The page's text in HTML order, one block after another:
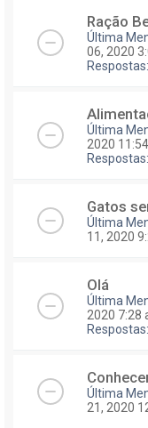
Ração
Última
06, 2020
Respostas:
Última
2020
Respostas:
Gatos
Última
11, 2020
Olá
Última
2020 7:28
Respostas:
Última
21, 2020